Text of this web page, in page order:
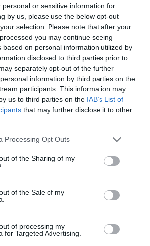
personal or sensitive information for
by us, please use the below opt-out
selection. Please note that after your
you may continue seeing
based on personal information utilized by
disclosed to third parties prior to
separately opt-out of the further
information by third parties on the
participants. This information may
us to third parties on the IAB’s List of
that may further disclose it to other
Processing Opt Outs
of the Sharing of my
of the Sale of my
of processing my
for Targeted Advertising.
tájékoztató
tájékoztató
szabályzat
lapjaink archívuma
archívuma